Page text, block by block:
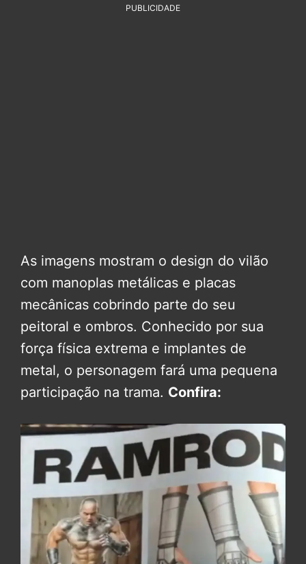
PUBLICIDADE
As imagens mostram o design do vilão
com manoplas metálicas e placas
mecânicas cobrindo parte do seu
peitoral e ombros. Conhecido por sua
força física extrema e implantes de
metal, o personagem fará uma pequena
participação na trama. Confira: